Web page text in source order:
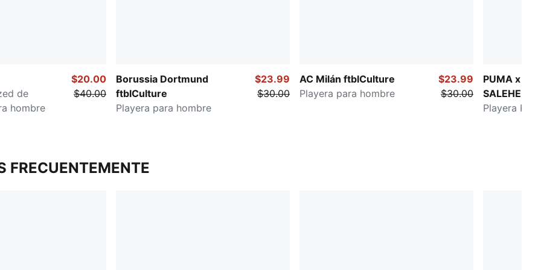
de
hombre
$20.00
$40.00
Borussia Dortmund
ftblCulture
Playera para hombre
$23.99
$30.00
AC Milán ftblCulture
Playera para hombre
$23.99
$30.00
PUMA x
SALEHE
Playera
FRECUENTEMENTE